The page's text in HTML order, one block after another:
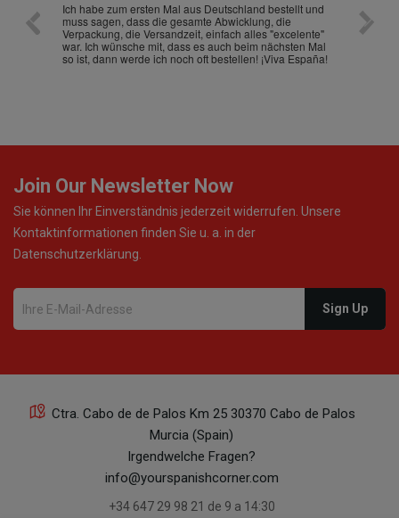
Ich habe zum ersten Mal aus Deutschland bestellt und
muss sagen, dass die gesamte Abwicklung, die
Verpackung, die Versandzeit, einfach alles "excelente"
war. Ich wünsche mit, dass es auch beim nächsten Mal
so ist, dann werde ich noch oft bestellen! ¡Viva España!
Die
gut
ist
Join Our Newsletter Now
Sie können Ihr Einverständnis jederzeit widerrufen. Unsere
Kontaktinformationen finden Sie u. a. in der
Datenschutzerklärung.
Ctra. Cabo de de Palos Km 25 30370 Cabo de Palos
Murcia (Spain)
Irgendwelche Fragen?
info@yourspanishcorner.com
+34 647 29 98 21 de 9 a 14:30